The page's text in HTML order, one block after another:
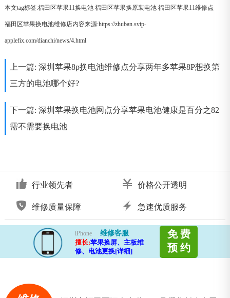
本文tag标签:福田区苹果11换电池 福田区苹果换原装电池 福田区苹果11维修点
福田区苹果换电池维修店内容来源:https://zhuban.svip-
applefix.com/dianchi/news/4.html
上一篇: 深圳苹果8p换电池维修点分享两年多苹果8P想换第
三方的电池哪个好?
下一篇: 深圳苹果换电池网点分享苹果电池健康是百分之82
需不需要换电池
行业领先者 价格公开透明
维修质量保障 急速优质服务
iPhone
维修客服
擅长:苹果换屏、主板维
修、电池更换[详细]
免 费
预 约